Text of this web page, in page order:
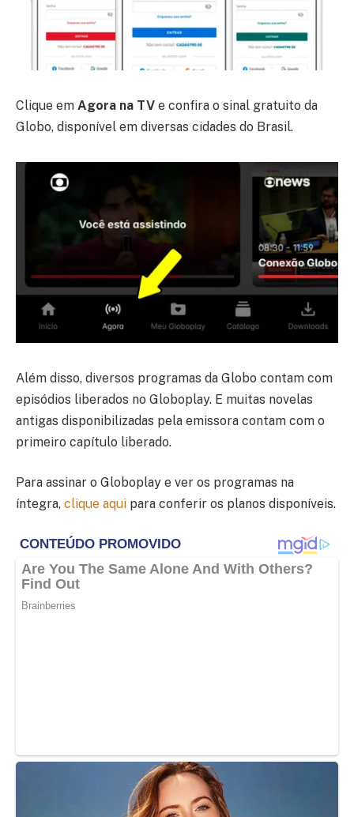
Clique em Agora na TV e confira o sinal gratuito da
Globo, disponível em diversas cidades do Brasil.
Além disso, diversos programas da Globo contam com
episódios liberados no Globoplay. E muitas novelas
antigas disponibilizadas pela emissora contam com o
primeiro capítulo liberado.
Para assinar o Globoplay e ver os programas na
íntegra, clique aqui para conferir os planos disponíveis.